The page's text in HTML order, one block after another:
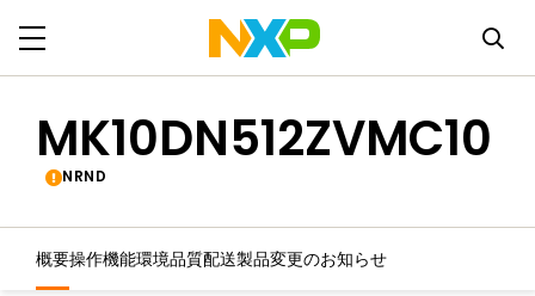
MK10DN512ZVMC10
NRND
概要操作機能環境品質配送製品変更のお知らせ